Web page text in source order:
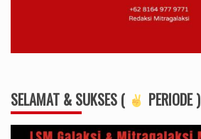
SELAMAT & SUKSES ( PERIODE )